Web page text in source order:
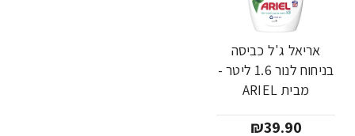
אריאל ג'ל כביסה
בניחוח לנור 1.6 ליטר -
מבית ARIEL
₪39.90